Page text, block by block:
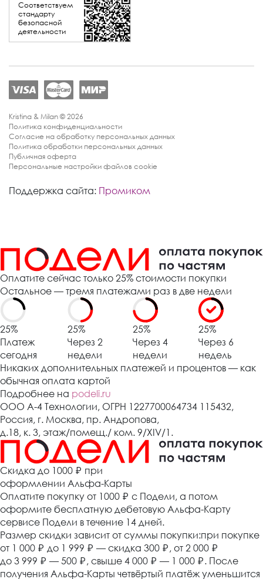
Соответствуем
стандарту
безопасной
деятельности
Kristina & Milan © 2026
Политика конфиденциальности
Согласие на обработку персональных данных
Политика обработки персональных данных
Публичная оферта
Персональные настройки файлов cookie
Поддержка сайта: Промиком
Оплатите сейчас только 25% стоимости покупки
Остальное — тремя платежами раз в две недели
25%
Платеж
сегодня
25%
Через 2
недели
25%
Через 4
недели
25%
Через 6
недель
Никаких дополнительных платежей и процентов — как
обычная оплата картой
Подробнее на podeli.ru
ООО А-4 Технологии, ОГРН 1227700064734 115432,
Россия, г. Москва, пр. Андропова,
д.18, к. 3, этаж/помещ./ ком. 9/XIV/1.
Cкидка до 1000 ₽ при
оформлении Альфа-Карты
Оплатите покупку от 1000 ₽ с Подели, а потом
оформите бесплатную дебетовую Альфа-Карту
сервисе Подели в течение 14 дней.
Размер скидки зависит от суммы покупки:при покупке
от 1 000 ₽ до 1 999 ₽ — скидка 300 ₽ , от 2 000 ₽
до 3 999 ₽ — 500 ₽ , свыше 4 000 ₽ — 1 000 ₽. После
получения Альфа-Карты четвёртый платёж уменьшится